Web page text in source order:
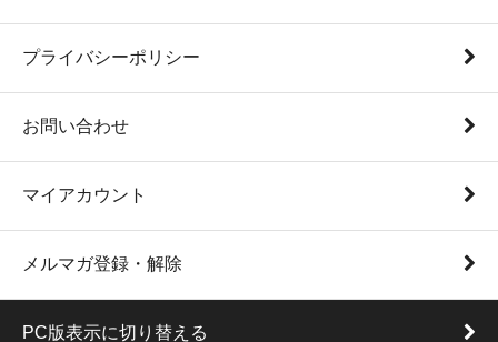
プライバシーポリシー
お問い合わせ
マイアカウント
メルマガ登録・解除
PC版表示に切り替える